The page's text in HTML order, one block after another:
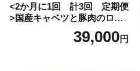
<2か月に1回 計3回 定期便
>国産キャベツと豚肉のロー
ルキャベツ（4P入り）
39,000円